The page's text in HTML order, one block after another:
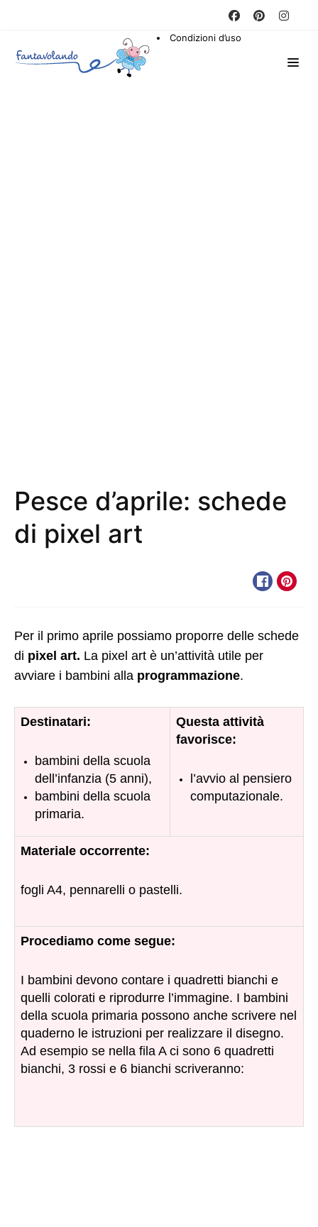
Condizioni d’uso
Pesce d’aprile: schede
di pixel art
Per il primo aprile possiamo proporre delle schede
di pixel art. La pixel art è un’attività utile per
avviare i bambini alla programmazione.
Destinatari:
bambini della scuola
dell’infanzia (5 anni),
bambini della scuola
primaria.
Questa attività
favorisce:
l’avvio al pensiero
computazionale.
Materiale occorrente:
fogli A4, pennarelli o pastelli.
Procediamo come segue:
I bambini devono contare i quadretti bianchi e
quelli colorati e riprodurre l’immagine. I bambini
della scuola primaria possono anche scrivere nel
quaderno le istruzioni per realizzare il disegno.
Ad esempio se nella fila A ci sono 6 quadretti
bianchi, 3 rossi e 6 bianchi scriveranno: